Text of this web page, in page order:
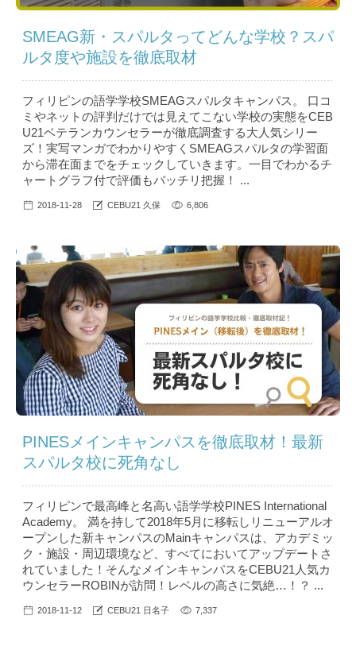
SMEAG新・スパルタってどんな学校？スパ
ルタ度や施設を徹底取材
フィリピンの語学学校SMEAGスパルタキャンパス。 口コ
ミやネットの評判だけでは見えてこない学校の実態をCEB
U21ベテランカウンセラーが徹底調査する大人気シリー
ズ！実写マンガでわかりやすくSMEAGスパルタの学習面
から滞在面までをチェックしていきます。一目でわかるチ
ャートグラフ付で評価もバッチリ把握！ ...
2018-11-28 CEBU21 久保 6,806
PINESメインキャンパスを徹底取材！最新
スパルタ校に死角なし
フィリピンで最高峰と名高い語学学校PINES International
Academy。 満を持して2018年5月に移転しリニューアルオ
ープンした新キャンパスのMainキャンパスは、アカデミッ
ク・施設・周辺環境など、すべてにおいてアップデートさ
れていました！そんなメインキャンパスをCEBU21人気カ
ウンセラーROBINが訪問！レベルの高さに気絶…！？ ...
2018-11-12 CEBU21 日名子 7,337